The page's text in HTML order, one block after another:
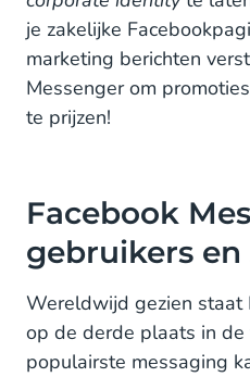
je zakelijke
marketing berichten
Messenger om
te prijzen!
Facebook
gebruikers
Wereldwijd gezien staat
op de derde plaats in de
populairste messaging